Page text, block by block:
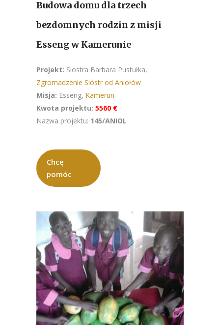
Budowa domu dla trzech
bezdomnych rodzin z misji
Esseng w Kamerunie
Projekt: Siostra Barbara Pustułka,
Zgromadzenie Sióstr od Aniołów
Misja: Esseng, Kamerun
Kwota projektu: 5560 €
Nazwa projektu: 145/ANIOL
Chcę
pomóc